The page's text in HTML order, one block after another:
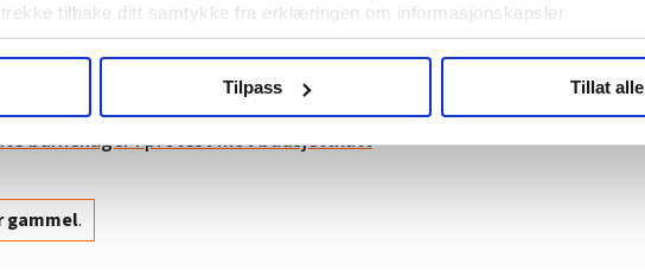
tilbake ditt samtykke fra erklæringen om informasjonskapsler.
slik at vi tilby relevant innhold, tilpassede annonser og utarbeide statistikk.
oversikten lengre ned på denne siden.
Tilpass Tillat alle
barnehager som enkeltpersonforetak – og
i egen virksomhet.
barnehager i protest mot budsjettkutt
gammel.